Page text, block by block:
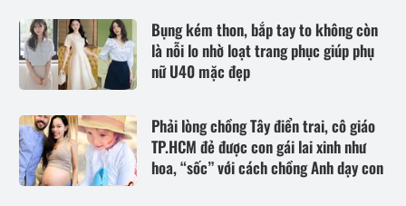
Bụng kém thon, bắp tay to không còn
là nỗi lo nhờ loạt trang phục giúp phụ
nữ U40 mặc đẹp
Phải lòng chồng Tây điển trai, cô giáo
TP.HCM đẻ được con gái lai xinh như
hoa, “sốc” với cách chồng Anh dạy con